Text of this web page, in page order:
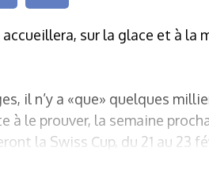
sur la glace et à la
il n’y a «que» quelques
à le prouver, la semaine
la Swiss Cup, du 21 au 23